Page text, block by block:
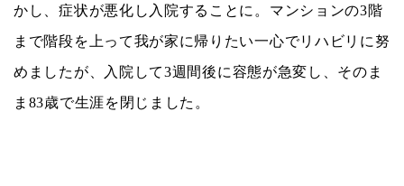
かし、症状が悪化し入院することに。マンションの3階
まで階段を上って我が家に帰りたい一心でリハビリに努
めましたが、入院して3週間後に容態が急変し、そのま
ま 83歳で生涯を閉じました。